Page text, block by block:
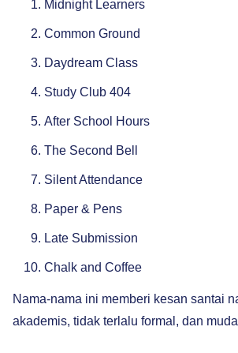
Midnight Learners
Common Ground
Daydream Class
Study Club 404
After School Hours
The Second Bell
Silent Attendance
Paper & Pens
Late Submission
Chalk and Coffee
Nama-nama ini memberi kesan santai
akademis, tidak terlalu formal, dan